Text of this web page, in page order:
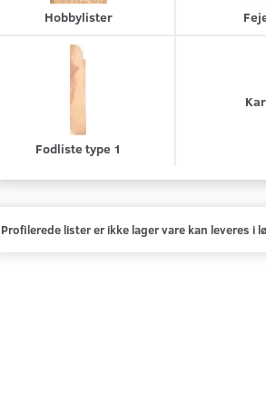
Hobbylister
Fodliste type 1
Profilerede lister er ikke lager vare kan leveres i